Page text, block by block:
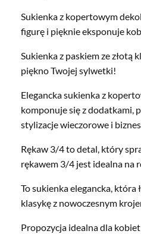
Sukienka z kopertowym
figurę i pięknie eksponuje
Sukienka z paskiem ze złotą
piękno Twojej sylwetki!
Elegancka sukienka z
komponuje się z dodatkami,
stylizacje wieczorowe i
Rękaw 3/4 to detal, który
rękawem 3/4 jest idealna na
To sukienka elegancka, która
klasykę z nowoczesnym
Propozycja idealna dla